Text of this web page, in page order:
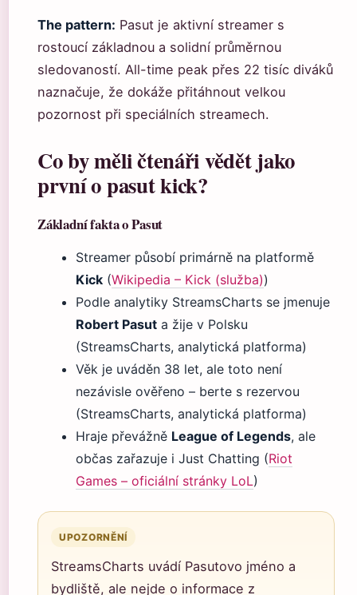
The pattern: Pasut je aktivní streamer s
rostoucí základnou a solidní průměrnou
sledovaností. All-time peak přes 22 tisíc diváků
naznačuje, že dokáže přitáhnout velkou
pozornost při speciálních streamech.
Co by měli čtenáři vědět jako
první o pasut kick?
Základní fakta o Pasut
Streamer působí primárně na platformě
Kick (Wikipedia – Kick (služba))
Podle analytiky StreamsCharts se jmenuje
Robert Pasut a žije v Polsku
(StreamsCharts, analytická platforma)
Věk je uváděn 38 let, ale toto není
nezávisle ověřeno – berte s rezervou
(StreamsCharts, analytická platforma)
Hraje převážně League of Legends, ale
občas zařazuje i Just Chatting (Riot
Games – oficiální stránky LoL)
UPOZORNĚNÍ
StreamsCharts uvádí Pasutovo jméno a
bydliště, ale nejde o informace z